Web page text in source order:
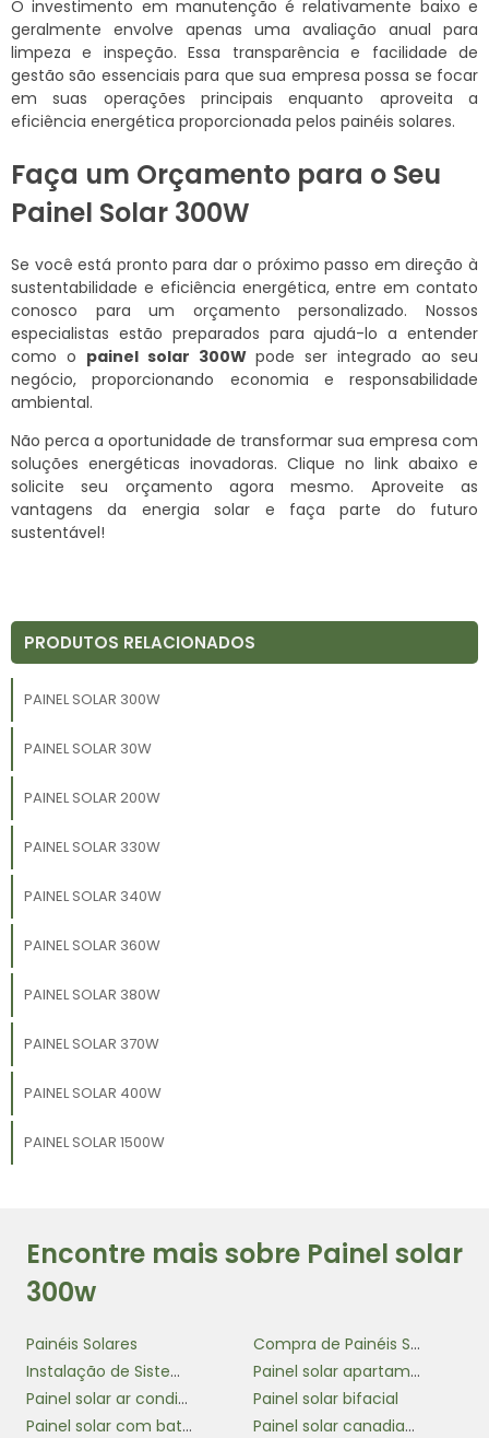
O investimento em manutenção é relativamente baixo e
geralmente envolve apenas uma avaliação anual para
limpeza e inspeção. Essa transparência e facilidade de
gestão são essenciais para que sua empresa possa se focar
em suas operações principais enquanto aproveita a
eficiência energética proporcionada pelos painéis solares.
Faça um Orçamento para o Seu
Painel Solar 300W
Se você está pronto para dar o próximo passo em direção à
sustentabilidade e eficiência energética, entre em contato
conosco para um orçamento personalizado. Nossos
especialistas estão preparados para ajudá-lo a entender
como o painel solar 300Wpode ser integrado ao seu
negócio, proporcionando economia e responsabilidade
ambiental.
Não perca a oportunidade de transformar sua empresa com
soluções energéticas inovadoras. Clique no link abaixo e
solicite seu orçamento agora mesmo. Aproveite as
vantagens da energia solar e faça parte do futuro
sustentável!
PRODUTOS RELACIONADOS
PAINEL SOLAR 300W
PAINEL SOLAR 30W
PAINEL SOLAR 200W
PAINEL SOLAR 330W
PAINEL SOLAR 340W
PAINEL SOLAR 360W
PAINEL SOLAR 380W
PAINEL SOLAR 370W
PAINEL SOLAR 400W
PAINEL SOLAR 1500W
Encontre mais sobre Painel solar
300w
Painéis Solares
Compra de Painéis Solares
Instalação de Sistemas de Energia Solar
Painel solar apartamento
Painel solar ar condicionado
Painel solar bifacial
Painel solar com bateria
Painel solar canadian 550w